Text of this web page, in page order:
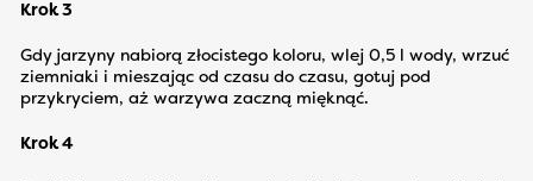
Krok 3
Gdy jarzyny nabiorą złocistego koloru, wlej 0,5 l wody, wrzuć
ziemniaki i mieszając od czasu do czasu, gotuj pod
przykryciem, aż warzywa zaczną mięknąć.
Krok 4